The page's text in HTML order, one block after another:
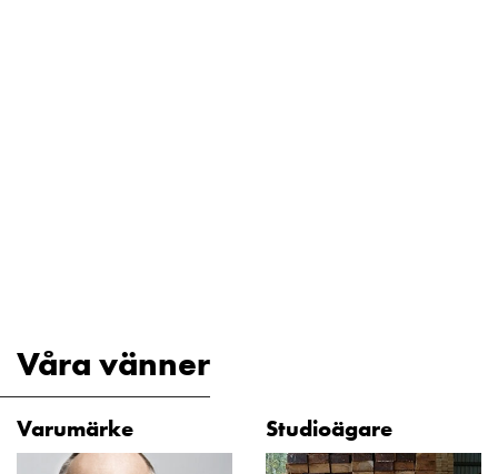
Våra vänner
Varumärke Studioägare